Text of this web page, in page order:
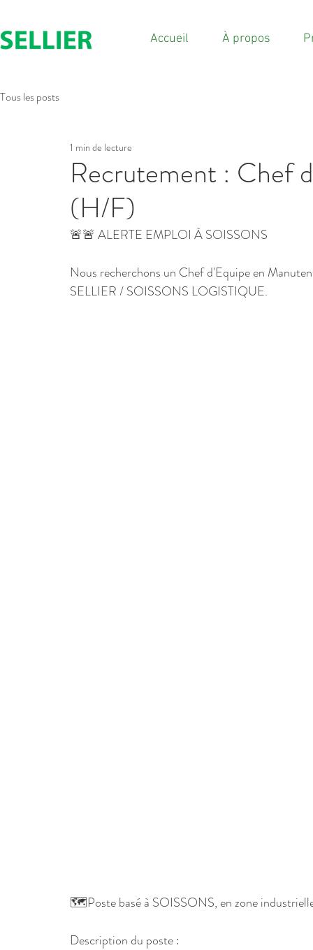
Accueil À propos
Tous les posts
Recrutement : Chef
(H/F)
1 min de lecture
🚨🚨 ALERTE EMPLOI À SOISSONS
Nous recherchons un Chef d'Equipe en
SELLIER / SOISSONS LOGISTIQUE.
🗺️Poste basé à SOISSONS, en zone
Description du poste :